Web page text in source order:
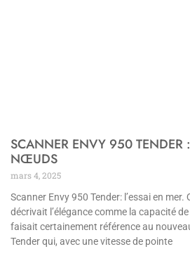
SCANNER ENVY 950 TENDER
NŒUDS
mars 4, 2025
Scanner Envy 950 Tender: l’essai en
décrivait l’élégance comme la capacité
faisait certainement référence au
Tender qui, avec une vitesse de pointe